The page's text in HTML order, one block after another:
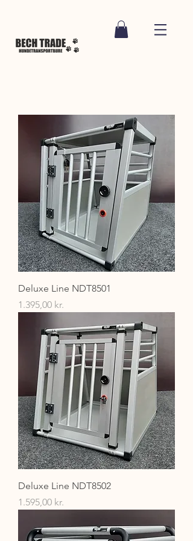
Deluxe Line NDT8501
Pris
1.395,00 kr.
Deluxe Line NDT8502
Pris
1.595,00 kr.